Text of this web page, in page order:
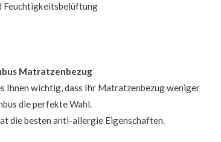
Matratzenbezug
Ihnen wichtig, dass Ihr Matratzenbezug weniger
die perfekte Wahl.
die besten anti-allergie Eigenschaften.